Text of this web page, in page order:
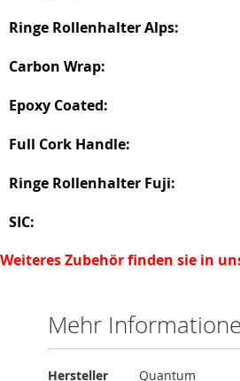
Ringe Rollenhalter Alps:
Carbon Wrap:
Epoxy Coated:
Full Cork Handle:
Ringe Rollenhalter Fuji:
SIC:
Weiteres Zubehör finden sie in
Mehr
Mehr
Hersteller Quantum